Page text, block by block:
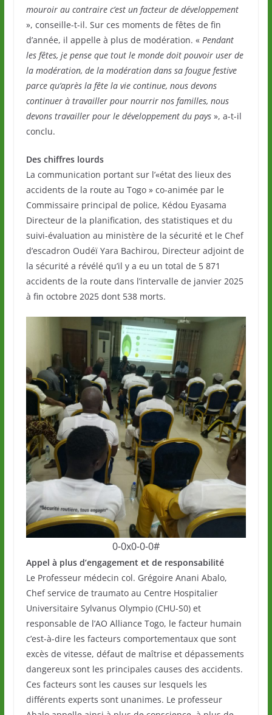
mouroir au contraire c’est un facteur de développement
», conseille-t-il. Sur ces moments de fêtes de fin
d’année, il appelle à plus de modération. « Pendant
les fêtes, je pense que tout le monde doit pouvoir user de
la modération, de la modération dans sa fougue festive
parce qu’après la fête la vie continue, nous devons
continuer à travailler pour nourrir nos familles, nous
devons travailler pour le développement du pays », a-t-il
conclu.
Des chiffres lourds
La communication portant sur l’«état des lieux des
accidents de la route au Togo » co-animée par le
Commissaire principal de police, Kédou Eyasama
Directeur de la planification, des statistiques et du
suivi-évaluation au ministère de la sécurité et le Chef
d’escadron Oudéï Yara Bachirou, Directeur adjoint de
la sécurité a révélé qu’il y a eu un total de 5 871
accidents de la route dans l’intervalle de janvier 2025
à fin octobre 2025 dont 538 morts.
0-0x0-0-0#
Appel à plus d’engagement et de responsabilité
Le Professeur médecin col. Grégoire Anani Abalo,
Chef service de traumato au Centre Hospitalier
Universitaire Sylvanus Olympio (CHU-S0) et
responsable de l’AO Alliance Togo, le facteur humain
c’est-à-dire les facteurs comportementaux que sont
excès de vitesse, défaut de maîtrise et dépassements
dangereux sont les principales causes des accidents.
Ces facteurs sont les causes sur lesquels les
différents experts sont unanimes. Le professeur